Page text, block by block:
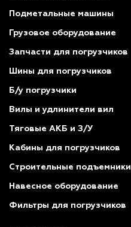
Подметальные машины
Грузовое оборудование
Запчасти для погрузчиков
Шины для погрузчиков
Б/у погрузчики
Вилы и удлинители вил
Тяговые АКБ и З/У
Кабины для погрузчиков
Строительные подъемники
Навесное оборудование
Фильтры для погрузчиков